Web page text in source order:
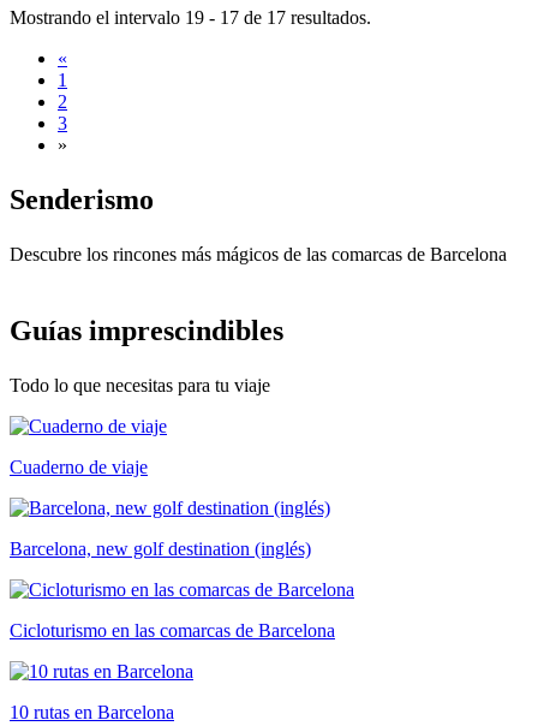
Mostrando el intervalo 19 - 17 de 17 resultados.
«
1
2
3
»
Senderismo
Descubre los rincones más mágicos de las comarcas de Barcelona
Guías imprescindibles
Todo lo que necesitas para tu viaje
Cuaderno de viaje
Barcelona, new golf destination (inglés)
Cicloturismo en las comarcas de Barcelona
10 rutas en Barcelona